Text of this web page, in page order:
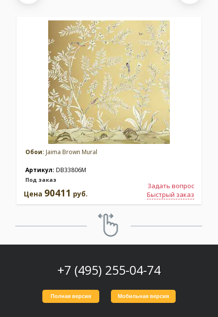
Обои: Jaima Brown Mural
Артикул: DB33806M
Под заказ
Задать вопрос
Быстрый заказ
Цена 90411 руб.
+7 (495) 255-04-74
Полная версия Мобильная версия